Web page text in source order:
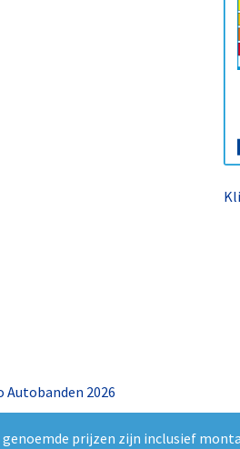
prijzen zijn inclusief
Autobanden 2026